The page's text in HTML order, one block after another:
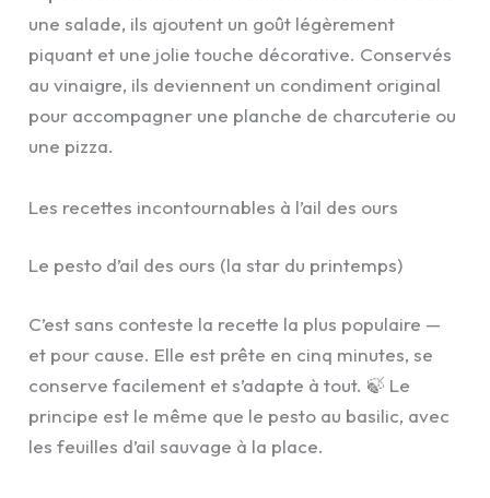
une salade, ils ajoutent un goût légèrement
piquant et une jolie touche décorative. Conservés
au vinaigre, ils deviennent un condiment original
pour accompagner une planche de charcuterie ou
une pizza.
Les recettes incontournables à l’ail des ours
Le pesto d’ail des ours (la star du printemps)
C’est sans conteste la recette la plus populaire —
et pour cause. Elle est prête en cinq minutes, se
conserve facilement et s’adapte à tout. 🍃 Le
principe est le même que le pesto au basilic, avec
les feuilles d’ail sauvage à la place.